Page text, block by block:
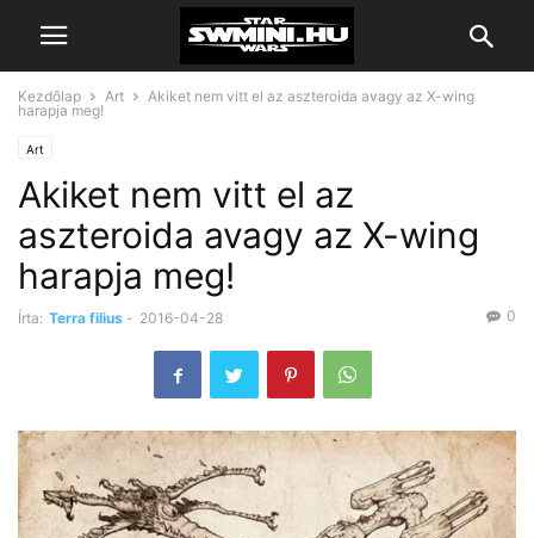
Kezdőlap Art
Akiket nem vitt el az aszteroida avagy az X-wing
harapja meg!
Art
Akiket nem vitt el az
aszteroida avagy az X-wing
harapja meg!
Írta: Terra filius - 2016-04-28 0